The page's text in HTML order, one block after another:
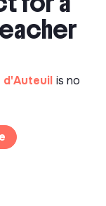
d'Auteuil is no